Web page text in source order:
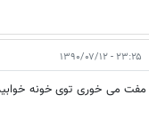
۲۳:۲۵ - ۱۳۹۰/۰۷/۱۲
مفت می خوری توی خونه